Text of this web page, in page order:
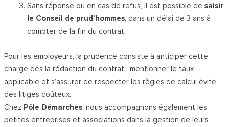
Sans réponse ou en cas de refus, il est possible desaisir
le Conseil de prud’hommes, dans un délai de 3 ans à
compter de la fin du contrat.
Pour les employeurs, la prudence consiste à anticiper cette
charge dès la rédaction du contrat : mentionner le taux
applicable et s’assurer de respecter les règles de calcul évite
des litiges coûteux.
Chez Pôle Démarches, nous accompagnons également les
petites entreprises et associations dans la gestion de leurs